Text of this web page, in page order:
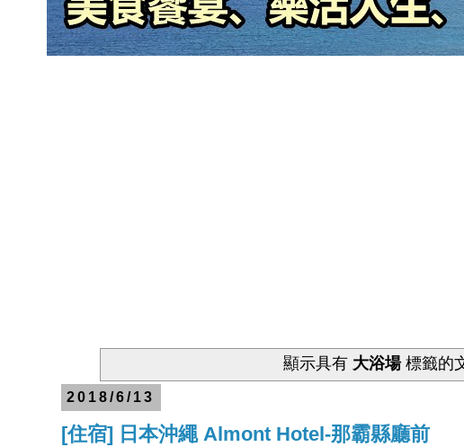
顯示具有 大浴場標籤的
2018/6/13
[住宿] 日本沖繩 Almont Hotel-那霸縣廳前